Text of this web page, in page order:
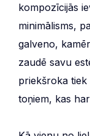
kompozīcijās
minimālisms,
galveno,
zaudē savu
priekšroka tiek
toņiem, kas